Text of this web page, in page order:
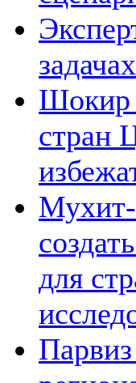
Шокир
стран
Мухит-
для